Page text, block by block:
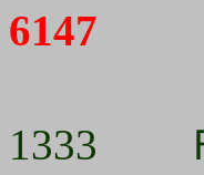
6147
1333